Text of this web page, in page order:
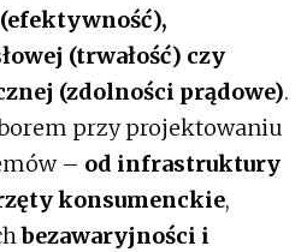
(trwałość) czy
(zdolności prądowe).
przy projektowaniu
– od infrastruktury
konsumenckie,
bezawaryjności i